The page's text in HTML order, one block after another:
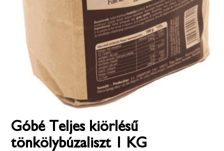
Góbé Teljes kiörlésű
tönkölybúzaliszt 1 KG